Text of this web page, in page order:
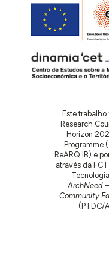
Este
Research
Horizon
Programme
ReARQ.IB) e
através da
ArchNeed
Community
(PTDC/